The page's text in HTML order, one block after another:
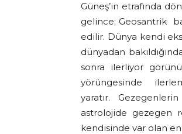
Güneş’in etrafında
gelince; Geosantrik
edilir. Dünya kendi
dünyadan
sonra ilerliyor
yörüngesinde
yaratır.
astrolojide gezegen
kendisinde var olan